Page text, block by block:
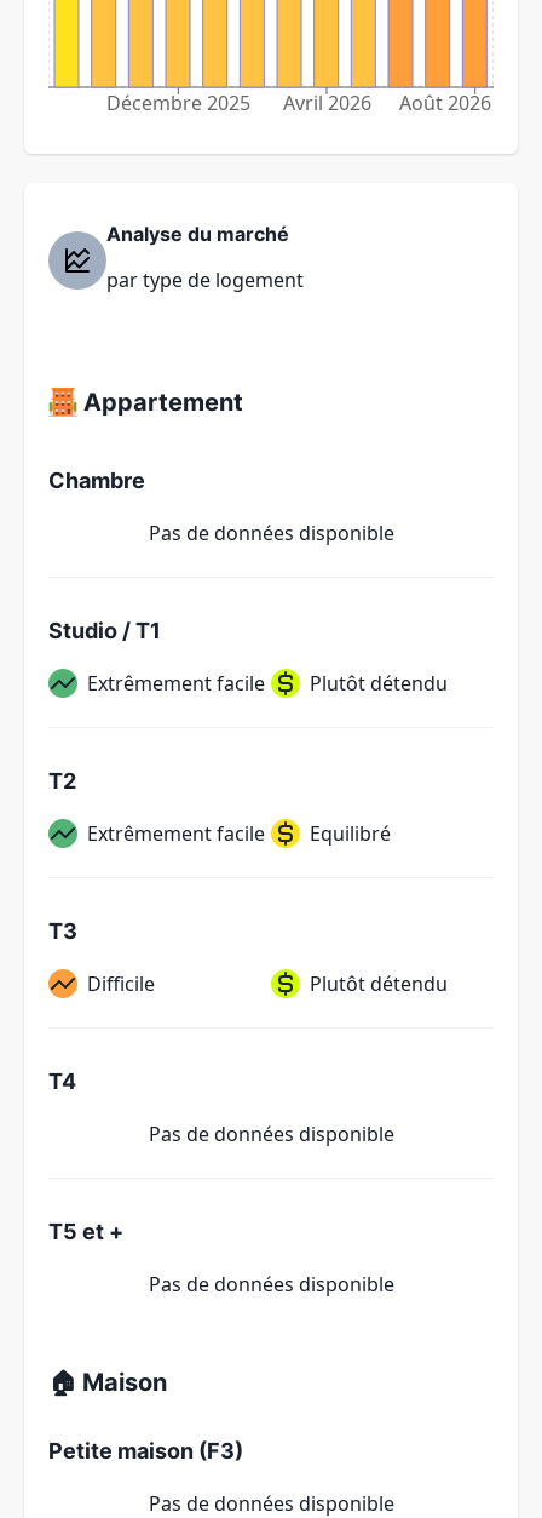
Décembre 2025 Avril 2026 Août 2026
Analyse du marché
par type de logement
Appartement
Chambre
Pas de données disponible
Studio / T1
Extrêmement facile Plutôt détendu
T2
Extrêmement facile Equilibré
T3
Difficile Plutôt détendu
T4
Pas de données disponible
T5 et +
Pas de données disponible
🏠 Maison
Petite maison (F3)
Pas de données disponible